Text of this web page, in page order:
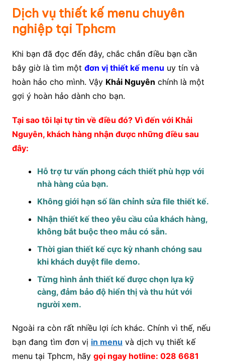
Dịch vụ thiết kế menu chuyên
nghiệp tại Tphcm
Khi bạn đã đọc đến đây, chắc chắn điều bạn cần
bây giờ là tìm một đơn vị thiết kế menu uy tín và
hoàn hảo cho mình. Vậy Khải Nguyên chính là một
gợi ý hoàn hảo dành cho bạn.
Tại sao tôi lại tự tin về điều đó? Vì đến với Khải
Nguyên, khách hàng nhận được những điều sau
đây:
Hỗ trợ tư vấn phong cách thiết phù hợp với
nhà hàng của bạn.
Không giới hạn số lần chỉnh sửa file thiết kế.
Nhận thiết kế theo yêu cầu của khách hàng,
không bắt buộc theo mẫu có sẵn.
Thời gian thiết kế cực kỳ nhanh chóng sau
khi khách duyệt file demo.
Từng hình ảnh thiết kế được chọn lựa kỹ
càng, đảm bảo độ hiển thị và thu hút với
người xem.
Ngoài ra còn rất nhiều lợi ích khác. Chính vì thế, nếu
bạn đang tìm đơn vị in menu và dịch vụ thiết kế
menu tại Tphcm, hãy gọi ngay hotline: 028 6681